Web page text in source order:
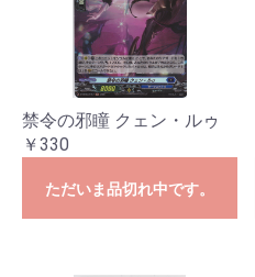
禁令の邪瞳 クェン・ルゥ
￥330
ただいま品切れ中です。